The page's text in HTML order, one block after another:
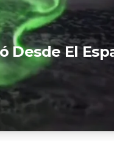
Desde El